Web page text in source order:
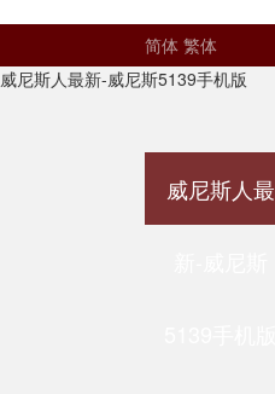
简体 繁体
威尼斯人最新-威尼斯5139手机版
威尼斯人最